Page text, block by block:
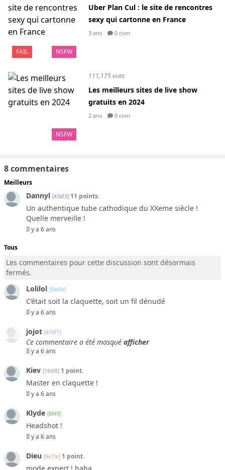
FAIL NSFW
Uber Plan Cul : le site de rencontres
sexy qui cartonne en France
3 ans 0 com
NSFW
111,175 vues
Les meilleurs sites de live show
gratuits en 2024
2 ans 0 com
8 commentaires
Meilleurs
Dannyl [43d!3] 11 points.
Un authentique tube cathodique du XXeme siècle !
Quelle merveille !
Il y a 6 ans
Tous
Les commentaires pour cette discussion sont désormais
fermés.
Lolilol [5b6!b]
C’était soit la claquette, soit un fil dénudé
Il y a 6 ans
jojot [410!1]
Ce commentaire a été masqué afficher
Il y a 6 ans
Kiev [18d!8] 1 point.
Master en claquette !
Il y a 6 ans
Klyde [8f4!f]
Headshot !
Il y a 6 ans
Dieu [9e7!e] 1 point.